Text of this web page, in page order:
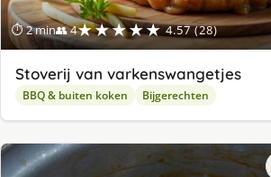
⏱ 2 min👥 4★★★★★ 4.57 (28)
Stoverij van varkenswangetjes
BBQ & buiten koken Bijgerechten